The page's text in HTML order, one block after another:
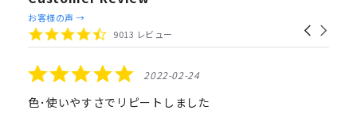
Reviews
carousel
Carousel
4.4
star
9013 レビュー
お客様の声 →
5.0
star
rating
2022-02-24
色･使いやすさでリピートしました